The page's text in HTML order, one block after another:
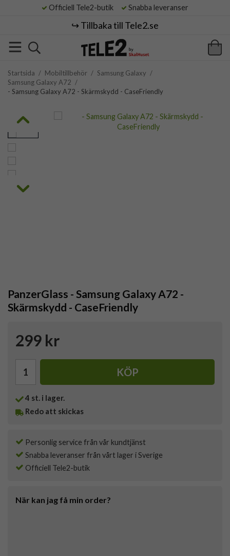
Officiell Tele2-butik Snabba leveranser
↪️ Tillbaka till Tele2.se
Startsida / Mobiltillbehör / Samsung Galaxy /
Samsung Galaxy A72 /
- Samsung Galaxy A72 - Skärmskydd - CaseFriendly
PanzerGlass - Samsung Galaxy A72 -
Skärmskydd - CaseFriendly
299 kr
KÖP
4 st. i lager.
Redo att skickas
Personlig service från vår kundtjänst
Snabba leveranser från vårt lager i Sverige
Officiell Tele2-butik
När kan jag få min order?